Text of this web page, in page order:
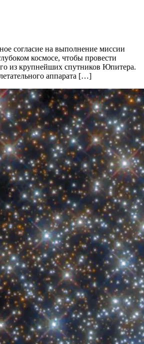
согласие на выполнение миссии
космосе, чтобы провести
из крупнейших спутников Юпитера.
аппарата […]